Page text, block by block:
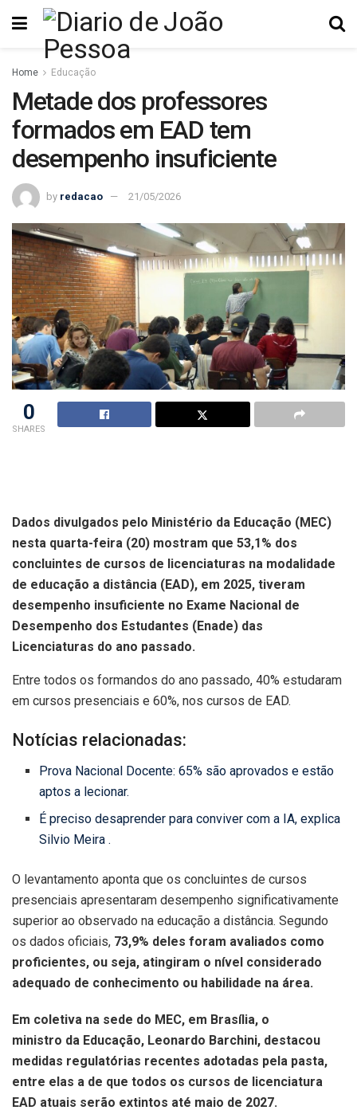
Home Educação
Metade dos professores
formados em EAD tem
desempenho insuficiente
by redacao 21/05/2026
0
SHARES
Dados divulgados pelo Ministério da Educação (MEC)
nesta quarta-feira (20) mostram que 53,1% dos
concluintes de cursos de licenciaturas na modalidade
de educação a distância (EAD), em 2025, tiveram
desempenho insuficiente no Exame Nacional de
Desempenho dos Estudantes (Enade) das
Licenciaturas do ano passado.
Entre todos os formandos do ano passado, 40% estudaram
em cursos presenciais e 60%, nos cursos de EAD.
Notícias relacionadas:
Prova Nacional Docente: 65% são aprovados e estão
aptos a lecionar.
É preciso desaprender para conviver com a IA, explica
Silvio Meira .
O levantamento aponta que os concluintes de cursos
presenciais apresentaram desempenho significativamente
superior ao observado na educação a distância. Segundo
os dados oficiais, 73,9% deles foram avaliados como
proficientes, ou seja, atingiram o nível considerado
adequado de conhecimento ou habilidade na área.
Em coletiva na sede do MEC, em Brasília, o
ministro da Educação, Leonardo Barchini, destacou
medidas regulatórias recentes adotadas pela pasta,
entre elas a de que todos os cursos de licenciatura
EAD atuais serão extintos até maio de 2027.